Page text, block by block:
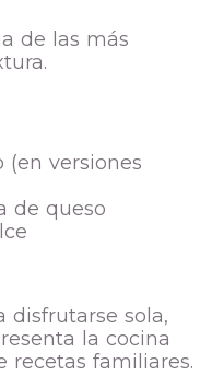
de las más
versiones
de queso
disfrutarse sola,
la cocina
recetas familiares.